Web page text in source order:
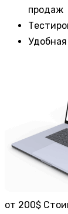
продаж
от 200$